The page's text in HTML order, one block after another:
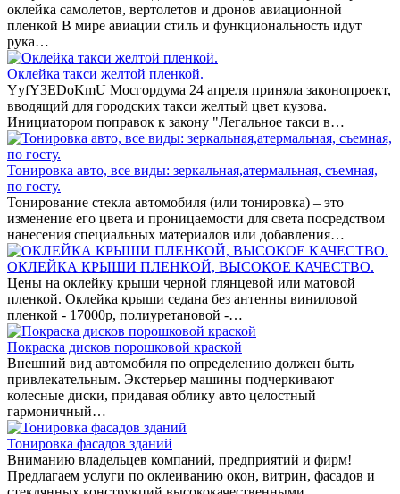
оклейка самолетов, вертолетов и дронов авиационной
пленкой В мире авиации стиль и функциональность идут
рука…
Оклейка такси желтой пленкой.
YyfY3EDoKmU Мосгордума 24 апреля приняла законопроект,
вводящий для городских такси желтый цвет кузова.
Инициатором поправок к закону "Легальное такси в…
Тонировка авто, все виды: зеркальная,атермальная, съемная,
по госту.
Тонирование стекла автомобиля (или тонировка) – это
изменение его цвета и проницаемости для света посредством
нанесения специальных материалов или добавления…
ОКЛЕЙКА КРЫШИ ПЛЕНКОЙ, ВЫСОКОЕ КАЧЕСТВО.
Цены на оклейку крыши черной глянцевой или матовой
пленкой. Оклейка крыши седана без антенны виниловой
пленкой - 17000р, полиуретановой -…
Покраска дисков порошковой краской
Внешний вид автомобиля по определению должен быть
привлекательным. Экстерьер машины подчеркивают
колесные диски, придавая облику авто целостный
гармоничный…
Тонировка фасадов зданий
Вниманию владельцев компаний, предприятий и фирм!
Предлагаем услуги по оклеиванию окон, витрин, фасадов и